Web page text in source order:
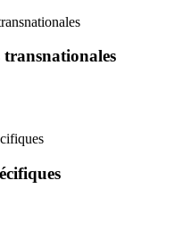
transnationales